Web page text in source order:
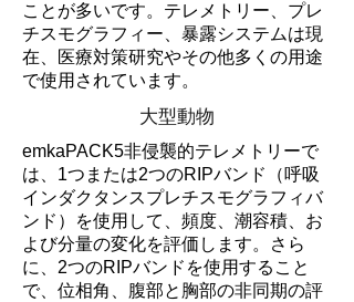
ことが多いです。テレメトリー、プレ
チスモグラフィー、暴露システムは現
在、医療対策研究やその他多くの用途
で使用されています。
大型動物
emkaPACK5非侵襲的テレメトリーで
は、1つまたは2つのRIPバンド（呼吸
インダクタンスプレチスモグラフィバ
ンド）を使用して、頻度、潮容積、お
よび分量の変化を評価します。さら
に、2つのRIPバンドを使用すること
で、位相角、腹部と胸部の非同期の評